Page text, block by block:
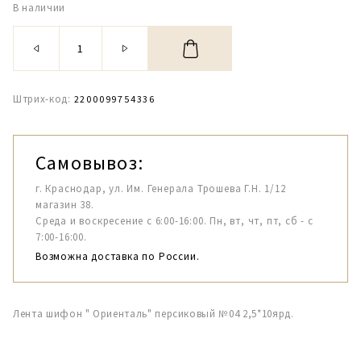
В наличии
Штрих-код: 2200099754336
Самовывоз:
г. Краснодар, ул. Им. Генерала Трошева Г.Н. 1/12
магазин 38.
Среда и воскресение с 6:00-16:00. Пн, вт, чт, пт, сб - с
7:00-16:00.
Возможна доставка по России.
Лента шифон " Ориенталь" персиковый №04 2,5*10ярд.